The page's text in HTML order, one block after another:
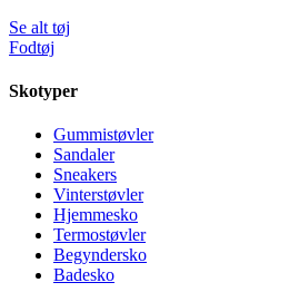
Se alt tøj
Fodtøj
Skotyper
Gummistøvler
Sandaler
Sneakers
Vinterstøvler
Hjemmesko
Termostøvler
Begyndersko
Badesko